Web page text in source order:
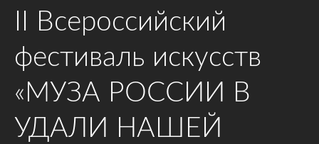
II Всероссийский
фестиваль искусств
«МУЗА РОССИИ В
УДАЛИ НАШЕЙ